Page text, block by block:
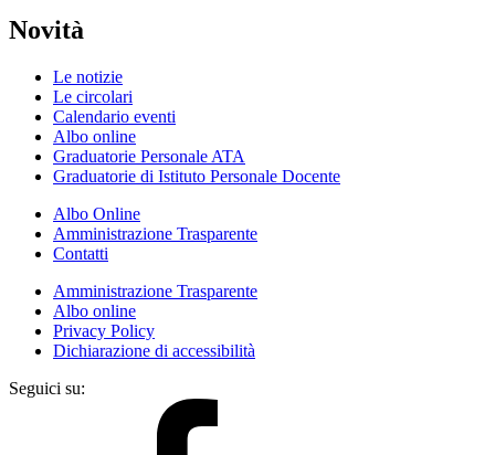
Novità
Le notizie
Le circolari
Calendario eventi
Albo online
Graduatorie Personale ATA
Graduatorie di Istituto Personale Docente
Albo Online
Amministrazione Trasparente
Contatti
Amministrazione Trasparente
Albo online
Privacy Policy
Dichiarazione di accessibilità
Seguici su: